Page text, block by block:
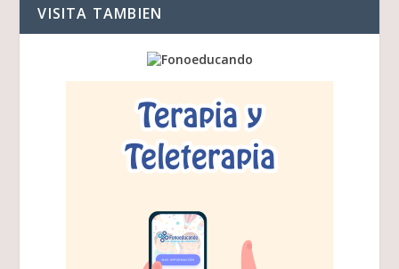
VISITA TAMBIEN